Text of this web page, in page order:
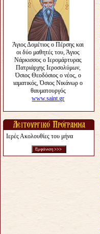
Ιερές Ακολουθίες του μήνα